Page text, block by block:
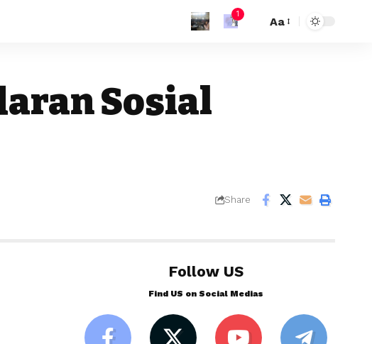
1
Aa
Sosial
Share
Follow US
Find US on Social Medias